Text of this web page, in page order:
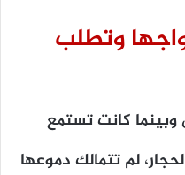
وتطلب
وبينما كانت تستمع
لم تتمالك دموعها